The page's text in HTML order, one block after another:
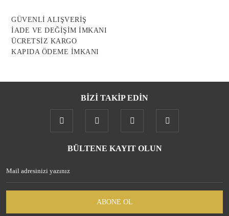
GÜVENLİ ALIŞVERİŞ
İADE VE DEĞİŞİM İMKANI
ÜCRETSİZ KARGO
KAPIDA ÖDEME İMKANI
BİZİ TAKİP EDİN
BÜLTENE KAYIT OLUN
ABONE OL